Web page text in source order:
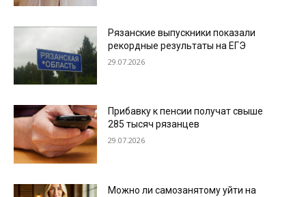
Рязанские выпускники показали
рекордные результаты на ЕГЭ
29.07.2026
Прибавку к пенсии получат свыше
285 тысяч рязанцев
29.07.2026
Можно ли самозанятому уйти на